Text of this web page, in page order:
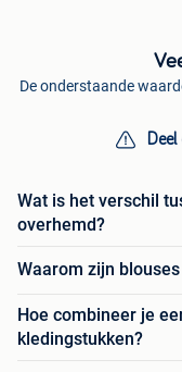
De onderstaande
Wat is het verschil
overhemd?
Waarom zijn
Hoe combineer je
kledingstukken?